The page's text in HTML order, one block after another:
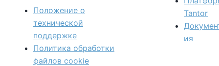
Положение о
технической
поддержке
Политика обработки
файлов сookie
Tantor
ия